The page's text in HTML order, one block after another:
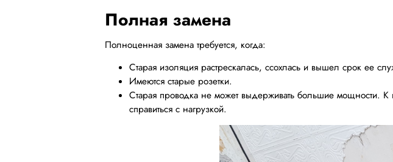
Полная замена
Полноценная замена требуется, когда:
Старая изоляция растрескалась, ссохлась и вышел срок ее
Имеются старые розетки.
Старая проводка не может выдерживать большие мощности.
справиться с нагрузкой.